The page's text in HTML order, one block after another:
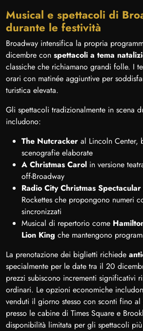
Musical e spettacoli di
durante le festività
Broadway intensifica la propria
dicembre con spettacoli a tema
classiche che richiamano grandi folle. I
orari con matinée aggiuntive per
turistica elevata.
Gli spettacoli tradizionalmente in scena
includono:
The Nutcracker al Lincoln Center,
scenografie elaborate
A Christmas Carol in versione
off-Broadway
Radio City Christmas Spectacular
Rockettes che propongono numeri
sincronizzati
Musical di repertorio come
Lion King che mantengono
La prenotazione dei biglietti richiede
specialmente per le date tra il 20
prezzi subiscono incrementi significativi
ordinari. Le opzioni economiche
venduti il giorno stesso con sconti fino
presso le cabine di Times Square e
disponibilità limitata per gli spettacoli